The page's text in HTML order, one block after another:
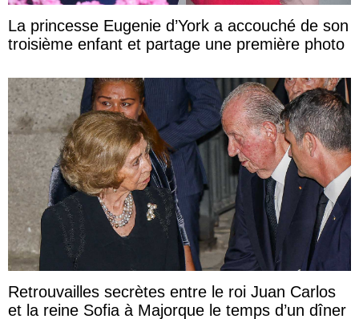
La princesse Eugenie d’York a accouché de son
troisième enfant et partage une première photo
Retrouvailles secrètes entre le roi Juan Carlos
et la reine Sofia à Majorque le temps d’un dîner